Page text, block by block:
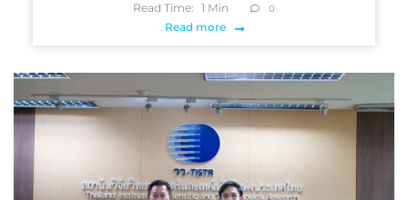
Read Time: 1 Min 0
Read more